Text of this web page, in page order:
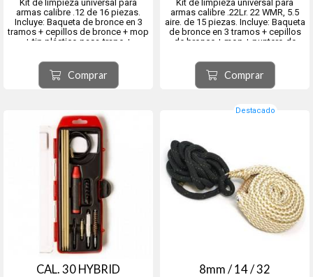
Kit de limpieza universal para
armas calibre .12 de 16 piezas.
Incluye: Baqueta de bronce en 3
tramos + cepillos de bronce + mop
+ tip plástico pasa-trapo +
descartables + 6 punteros para
destornillador y 1 adaptador
accesorio.
Comprar
Kit de limpieza universal para
armas calibre .22Lr. 22 WMR, 5.5
aire. de 15 piezas. Incluye: Baqueta
de bronce en 3 tramos + cepillos
de bronce + mop + puntero de
trapo + boresnake + 25 parche de
limpieza descartables y 6 punteros
para de...
Comprar
CAL. 30 HYBRID
Destacado
8mm / 14 / 32